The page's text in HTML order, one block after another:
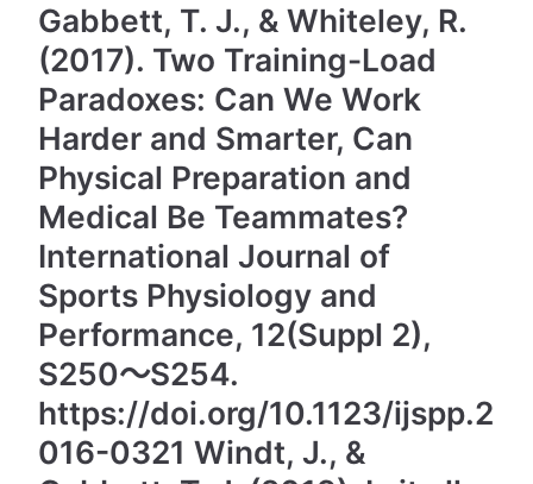
Gabbett, T. J., & Whiteley, R.
(2017). Two Training-Load
Paradoxes: Can We Work
Harder and Smarter, Can
Physical Preparation and
Medical Be Teammates?
International Journal of
Sports Physiology and
Performance, 12(Suppl 2),
S250～S254.
https://doi.org/10.1123/ijspp.2
016-0321 Windt, J., &